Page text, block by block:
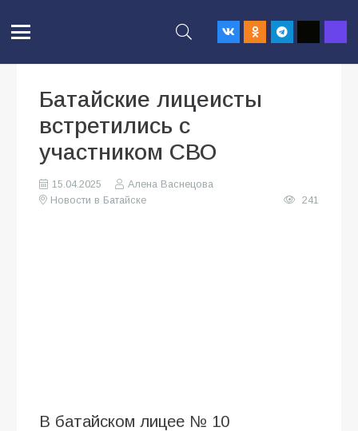
Батайские лицеисты
встретились с
участником СВО
15.04.2025
Алена Васнецова
Новости в Батайске
241
В батайском лицее № 10